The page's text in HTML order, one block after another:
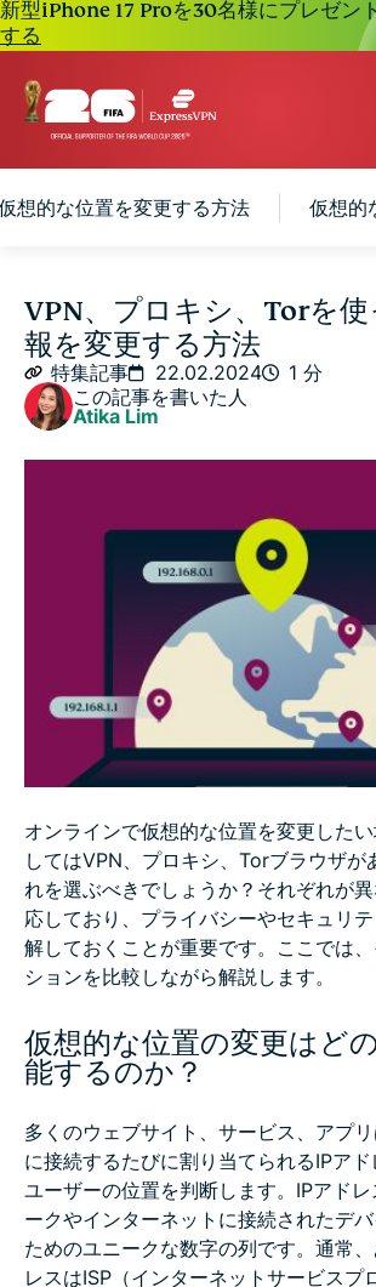
新型iPhone 17 Proを30名様にプレゼン
する
想的な位置を変更する方法 仮想的
仮想的な位置の変更はどのように機能
仮想的な位置を変更する理由とは？
VPNで仮想的な位置を変更するには？
VPNはどのようにしてIPアドレスを変
Torブラウザを使って仮想的な位置を
プロキシサーバーを使って仮想的な位
iOS・Androidで位置情報を変更する方
位置情報が変更されたか確認する方法
VPNはどのくらいの頻度でIPアドレス
VPNを使用すると毎回異なるIPアドレ
れる？
VPNで位置情報を変更するのは違法？
VPN、プロキシ、Torを
報を変更する方法
特集記事 22.02.2024
1 分
この記事を書いた人
Atika Lim
オンラインで仮想的な位置を変更した
してはVPN、プロキシ、Torブラウザが
れを選ぶべきでしょうか？それぞれが
応しており、プライバシーやセキュリ
解しておくことが重要です。ここでは
ションを比較しながら解説します。
仮想的な位置の変更はど
能するのか？
多くのウェブサイト、サービス、アプ
に接続するたびに割り当てられるIPアド
ユーザーの位置を判断します。IPアド
ークやインターネットに接続されたデ
ためのユニークな数字の列です。通常
レスはISP（インターネットサービスプ